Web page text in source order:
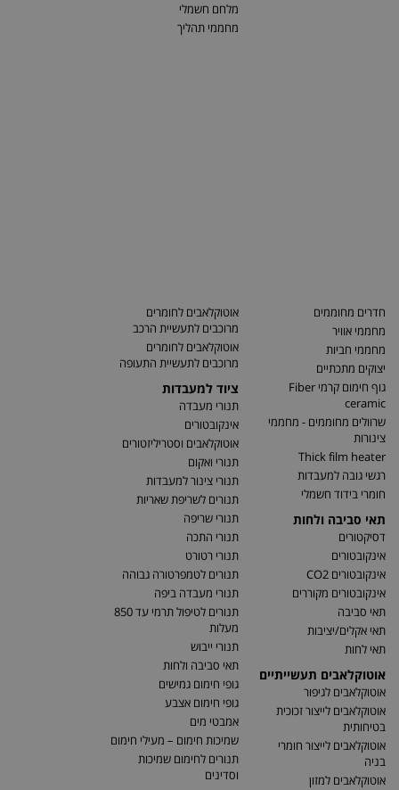
מלחם חשמלי
מחממי תהליך
חדרים מחוממים
מחממי אוויר
מחממי חביות
יצוקים מתכתיים
גוף חימום קרמי Fiber
ceramic
שרוולים מחוממים - מחממי
צינורות
Thick film heater
רגשי גובה למעבדות
חומרי בידוד חשמלי
תאי סביבה ולחות
דסיקטורים
אינקובטורים
אינקובטורים CO2
אינקובטורים מקוררים
תאי סביבה
תאי אקלים/יציבות
תאי לחות
אוטוקלאבים תעשייתיים
אוטוקלאבים לגיפור
אוטוקלאבים לייצור זכוכית
בטיחותית
אוטוקלאבים לייצור חומרי
בניה
אוטוקלאבים למזון
אוטוקלאבים לחומרים
מרוכבים לתעשיית הרכב
אוטוקלאבים לחומרים
מרוכבים לתעשיית התעופה
ציוד למעבדות
תנורי מעבדה
אינקובטורים
אוטוקלאבים וסטריליזטורים
תנורי ואקום
תנורי צינור למעבדות
תנורים לשריפת שאריות
תנורי שריפה
תנורי התכה
תנורי רטורט
תנורים לטמפרטורה גבוהה
תנורי מעבדה ביפה
תנורים לטיפול תרמי עד 850
מעלות
תנורי ייבוש
תאי סביבה ולחות
גופי חימום גמישים
גופי חימום אצבע
אמבטי מים
שמיכות חימום – מעילי חימום
תנורים לחימום שמיכות
וסדינים